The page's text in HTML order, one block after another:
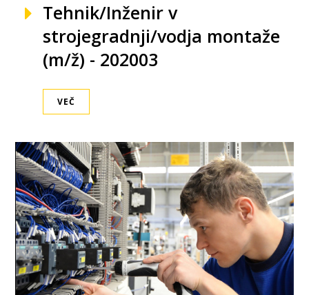
Tehnik/Inženir v
strojegradnji/vodja montaže
(m/ž) - 202003
VEČ